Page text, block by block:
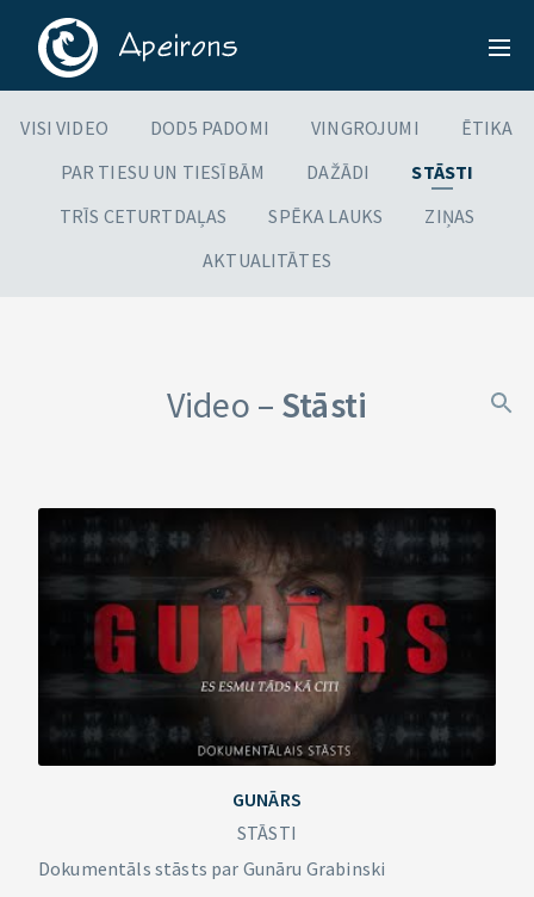
VISI VIDEO DOD5 PADOMI VINGROJUMI
ĒTIKA
PAR TIESU UN TIESĪBĀM
DAŽĀDI
STĀSTI
TRĪS CETURTDAĻAS
SPĒKA LAUKS
ZIŅAS
AKTUALITĀTES
Video – Stāsti
GUNĀRS
STĀSTI
Dokumentāls stāsts par Gunāru Grabinski